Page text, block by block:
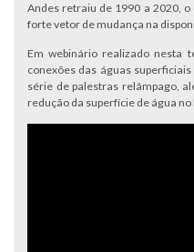
Andes retraiu de 1990 a 2020,
forte vetor de mudança na
Em webinário realizado nesta
conexões das águas
série de palestras relâmpago,
redução da superfície de água no